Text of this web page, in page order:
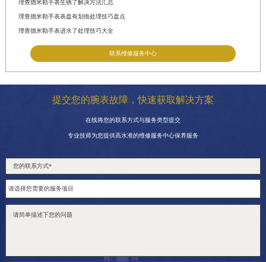
理查德米勒手表生锈了解决方法汇总
理查德米勒手表表盘有划痕处理技巧盘点
理查德米勒手表进水了处理技巧大全
联系维修服务中心
提交您的腕表故障，快速获取解决方案
在线将您的联系方式与服务类型提交
专业技师为您提供高水准的维修服务中心保养服务